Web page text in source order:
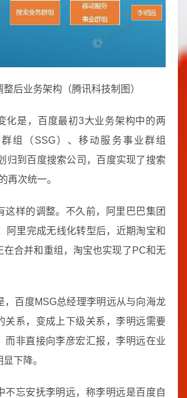
后业务架构（腾讯科技制图）
化是，百度最初3大业务架构中的两
组（SSG）、移动服务事业群组
归到百度搜索公司，百度实现了搜索
再次统一。
这样的调整。不久前，阿里巴巴集团
阿里完成无线化转型后，近期淘宝和
在合并和重组，淘宝也实现了PC和无
，百度MSG总经理李明远从与向海龙
关系，变成上下级关系，李明远需要
而非直接向李彦宏汇报，李明远在业
下降。
不忘安抚李明远，称李明远是百度自